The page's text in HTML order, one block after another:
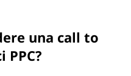
una call to